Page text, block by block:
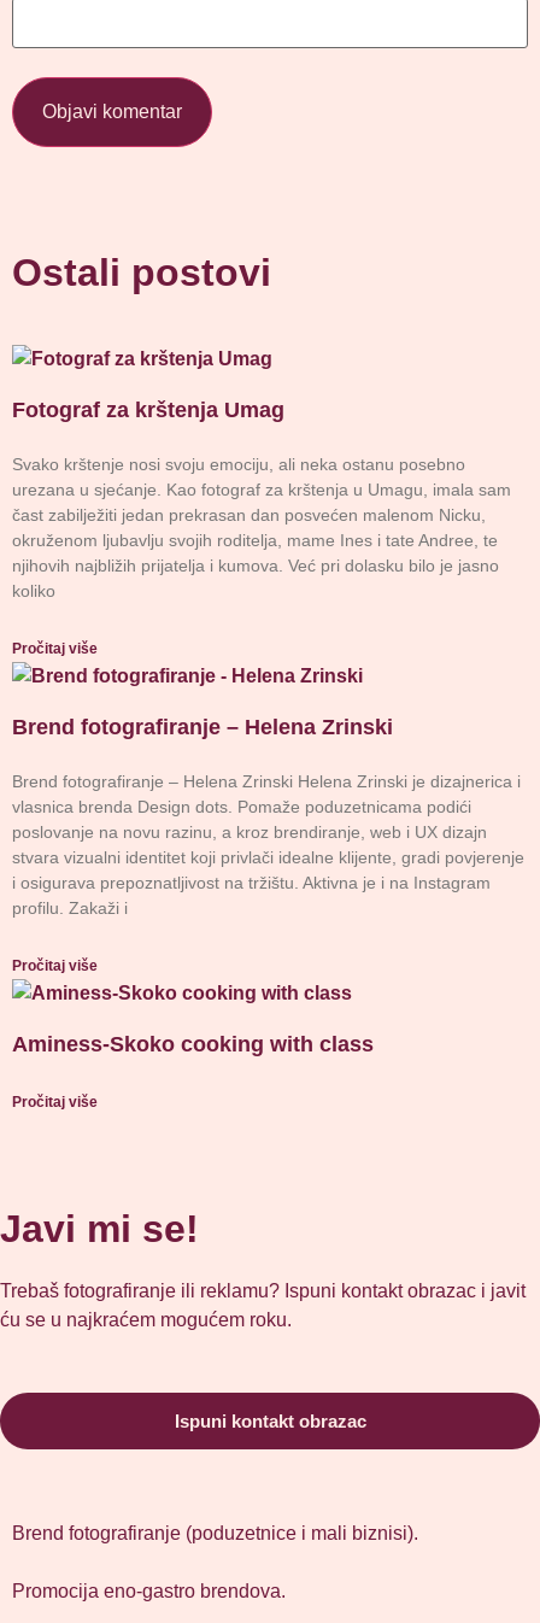
Ostali postovi
Fotograf za krštenja Umag
Svako krštenje nosi svoju emociju, ali neka ostanu posebno
urezana u sjećanje. Kao fotograf za krštenja u Umagu, imala sam
čast zabilježiti jedan prekrasan dan posvećen malenom Nicku,
okruženom ljubavlju svojih roditelja, mame Ines i tate Andree, te
njihovih najbližih prijatelja i kumova. Već pri dolasku bilo je jasno
koliko
Pročitaj više
Brend fotografiranje – Helena Zrinski
Brend fotografiranje – Helena Zrinski Helena Zrinski je dizajnerica i
vlasnica brenda Design dots. Pomaže poduzetnicama podići
poslovanje na novu razinu, a kroz brendiranje, web i UX dizajn
stvara vizualni identitet koji privlači idealne klijente, gradi povjerenje
i osigurava prepoznatljivost na tržištu. Aktivna je i na Instagram
profilu. Zakaži i
Pročitaj više
Aminess-Skoko cooking with class
Pročitaj više
Javi mi se!
Trebaš fotografiranje ili reklamu? Ispuni kontakt obrazac i javit
ću se u najkraćem mogućem roku.
Ispuni kontakt obrazac
Brend fotografiranje (poduzetnice i mali biznisi).
Promocija eno-gastro brendova.